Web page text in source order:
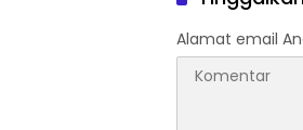
Alamat email